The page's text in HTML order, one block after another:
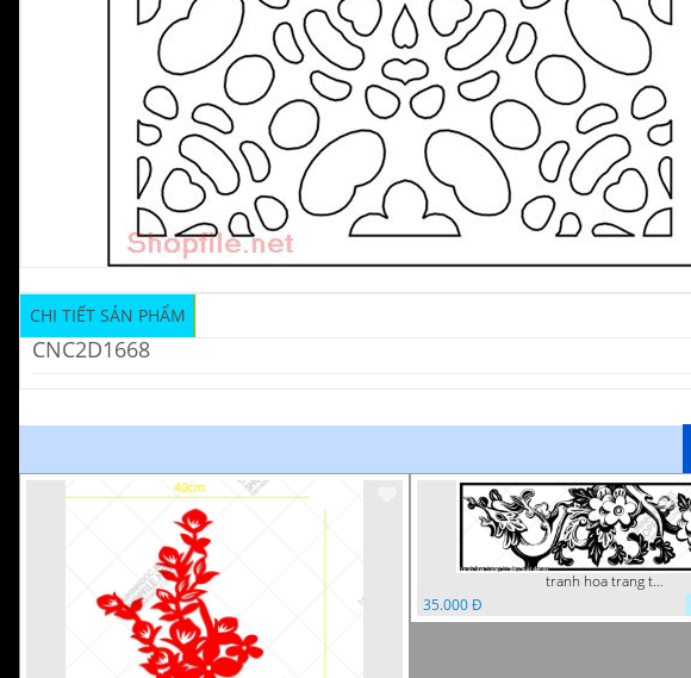
CHI TIẾT SẢN PHẨM
CNC2D1668
tranh hoa trang tri dep mat
35.000 Đ